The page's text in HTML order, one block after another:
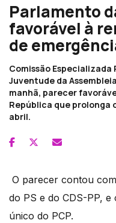
Parlamento
favorável à
de
Comissão
Juventude da
manhã, parecer
República que prolonga
abril.
O parecer contou
do PS e do CDS-PP,
único do PCP.